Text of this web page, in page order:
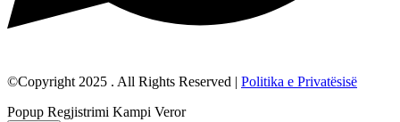
©Copyright 2025 . All Rights Reserved | Politika e Privatësisë
Popup Regjistrimi Kampi Veror